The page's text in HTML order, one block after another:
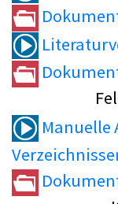
Manuelle